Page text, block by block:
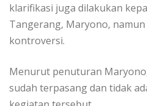
klarifikasi juga dilakukan
Tangerang, Maryono,
kontroversi.
Menurut penuturan
sudah terpasang dan tidak